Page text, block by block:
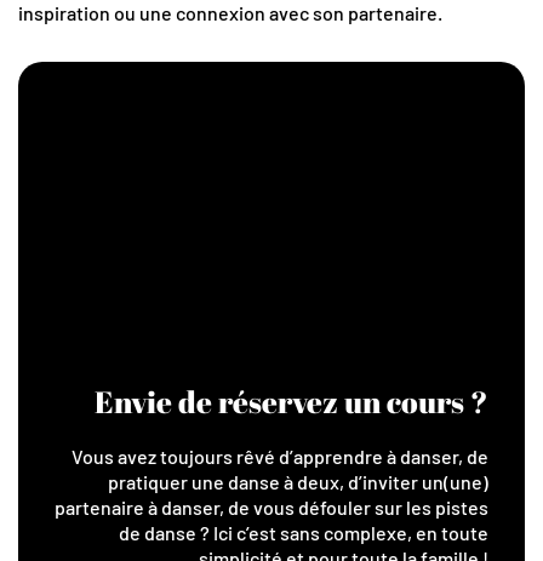
inspiration ou une connexion avec son partenaire.
Envie de réservez un cours ?
Vous avez toujours rêvé d’apprendre à danser, de
pratiquer une danse à deux, d’inviter un(une)
partenaire à danser, de vous défouler sur les pistes
de danse ? Ici c’est sans complexe, en toute